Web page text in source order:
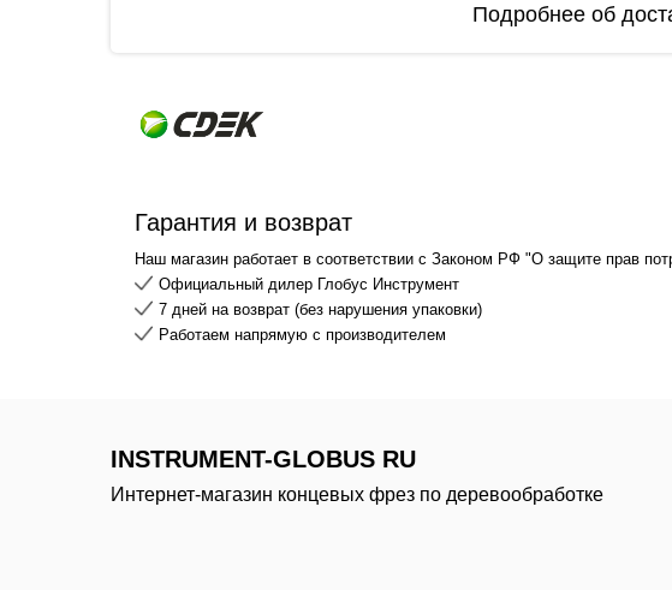
Подробнее об
Гарантия и возврат
Наш магазин работает в соответствии с Законом РФ "О защите прав
Официальный дилер Глобус Инструмент
7 дней на возврат (без нарушения упаковки)
Работаем напрямую с производителем
INSTRUMENT-GLOBUS RU
Интернет-магазин концевых фрез по деревообработке